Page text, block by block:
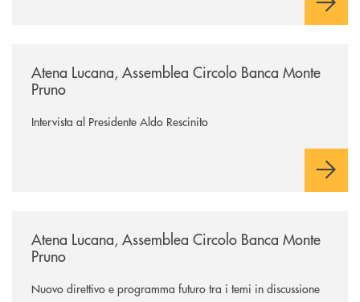
Atena Lucana, Assemblea Circolo Banca Monte
Pruno
Intervista al Presidente Aldo Rescinito
Atena Lucana, Assemblea Circolo Banca Monte
Pruno
Nuovo direttivo e programma futuro tra i temi in discussione